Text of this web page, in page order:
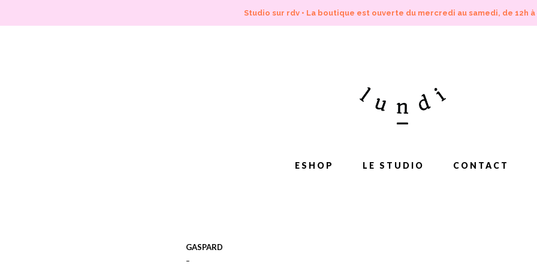
Studio sur rdv • La boutique est ouverte du mercredi au samedi, de 12h à
ESHOP LE STUDIO CONTACT
GASPARD
–